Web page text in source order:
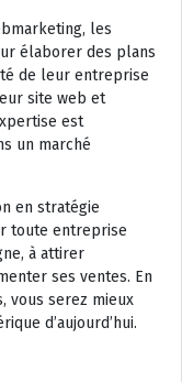
les
élaborer des plans
de leur entreprise
site web et
est
un marché
en stratégie
toute entreprise
à attirer
ses ventes. En
vous serez mieux
d’aujourd’hui.